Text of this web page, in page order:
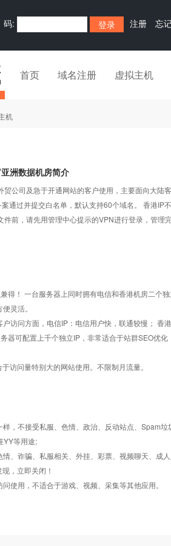
: 注册 忘
首页 域名注册 虚拟主机
机
洲数据机房简介
司及急于开通网站的客户使用，主要面向大陆客
通过并提交白名单，默认支持60个域名。 香港
前，请先用管理中心提示的VPN进行登录，管理
得！ 一台服务器上同时拥有电信和香港机房二个独
灵活。
访问方面，电信IP：电信用户快，联通较慢； 香
器可配置上千个独立IP，非常适合于站群SEO优
访问量特别大的网站使用。不限制月流量。
，不接受私服、色情、政治、反动站点、Spam垃
YY等用途;
、诈骗、私服相关、外挂、彩票、视频聊天、
，立即关闭！
使用，不适合于游戏、视频、采集等其他应用。